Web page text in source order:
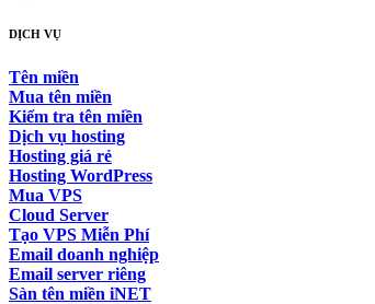
DỊCH VỤ
Tên miền
Mua tên miền
Kiểm tra tên miền
Dịch vụ hosting
Hosting giá rẻ
Hosting WordPress
Mua VPS
Cloud Server
Tạo VPS Miễn Phí
Email doanh nghiệp
Email server riêng
Sàn tên miền iNET